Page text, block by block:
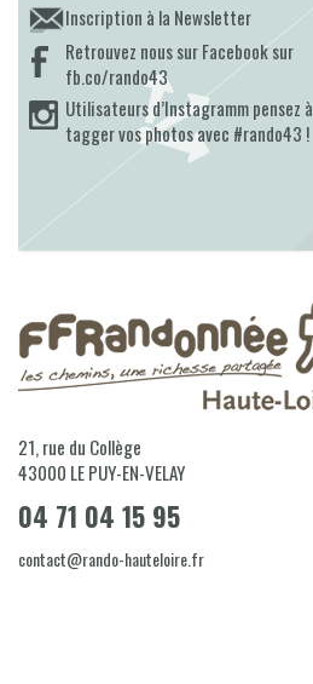
Inscription à la Newsletter
Retrouvez nous sur Facebook sur
fb.co/rando43
Utilisateurs d’Instagramm pensez à
tagger vos photos avec #rando43 !
21, rue du Collège
43000 LE PUY-EN-VELAY
04 71 04 15 95
contact@rando-hauteloire.fr